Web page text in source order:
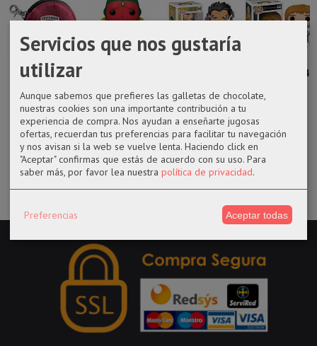
Monedero
10,95 €
Vision...
22,99 €
de One...
22,99 €
Funko pop 445
Gamgee
18,99 €
Servicios que nos gustaría
utilizar
Aunque sabemos que prefieres las galletas de chocolate,
nuestras cookies son una importante contribución a tu
experiencia de compra. Nos ayudan a enseñarte jugosas
ofertas, recuerdan tus preferencias para facilitar tu navegación
y nos avisan si la web se vuelve lenta. Haciendo click en
"Aceptar" confirmas que estás de acuerdo con su uso. Para
saber más, por favor lea nuestra política de privacidad.
Preferencias Aceptar todas